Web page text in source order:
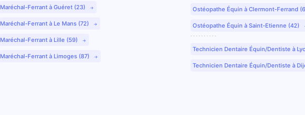
Maréchal-Ferrant à Guéret (23)
Maréchal-Ferrant à Le Mans (72)
Maréchal-Ferrant à Lille (59)
Maréchal-Ferrant à Limoges (87)
Ostéopathe Équin à Clermont-Ferrand
Ostéopathe Équin à Saint-Etienne (42)
Technicien Dentaire Équin/Dentiste à
Technicien Dentaire Équin/Dentiste à